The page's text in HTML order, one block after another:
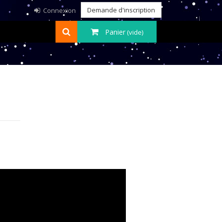
Demande d'inscription
Connexion
Panier(vide)